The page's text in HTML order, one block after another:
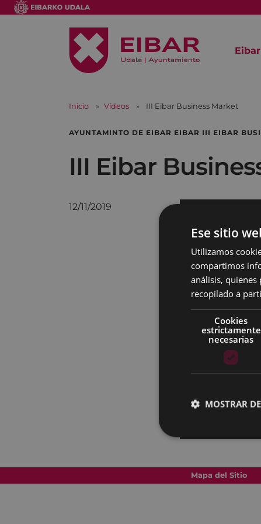
Eibar
Inicio Vídeos III Eibar Business Market
AYUNTAMINTO DE EIBAR EIBAR III EIBAR
III Eibar
12/11/2019
Mapa del Sitio
Ese sitio
Utilizamos
compartimos
análisis,
recopilado a
Cookies
estrictamente
necesarias
MOSTRAR